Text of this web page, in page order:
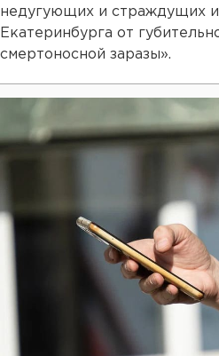
недугующих и страждущих
Екатеринбурга от
смертоносной заразы».